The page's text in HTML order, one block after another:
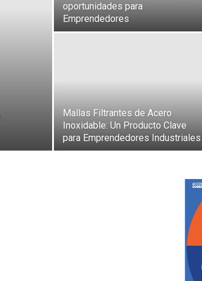
oportunidades para
Emprendedores
Mallas Filtrantes de Acero
Inoxidable: Un Producto Clave
para Emprendedores Industriales